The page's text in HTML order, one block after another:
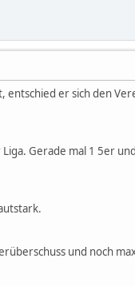
er sich den
Gerade mal 1 5er
und noch